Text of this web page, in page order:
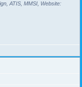
ATIS, MMSI, Website